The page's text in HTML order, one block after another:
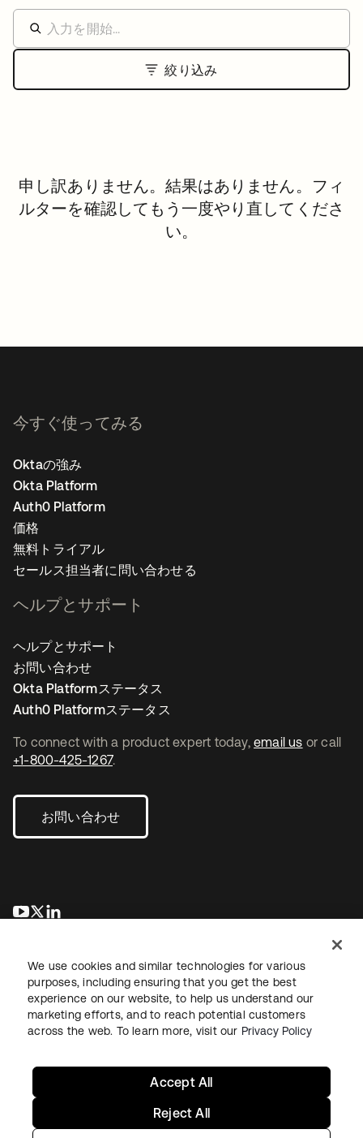
絞り込み
申し訳ありません。結果はありません。フィ
ルターを確認してもう一度やり直してくださ
い。
To connect with a product expert today, email us or call
+1-800-425-1267.
お問い合わせ
新しいタブで開く
新しいタブで開く
今すぐ使ってみる
Oktaの強み
Okta Platform
Auth0 Platform
価格
無料トライアル
セールス担当者に問い合わせる
ヘルプとサポート
ヘルプとサポート
お問い合わせ
Okta Platformステータス
Auth0 Platformステータス
法務プライバシーポリシーサイト利用規約セキュリティ
We use cookies and similar technologies for various
purposes, including ensuring that you get the best
experience on our website, to help us understand our
marketing efforts, and to reach potential customers
across the web. To learn more, visit our Privacy Policy
Reject All
Accept All